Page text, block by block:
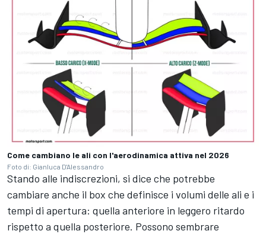
Come cambiano le ali con l'aerodinamica attiva nel 2026
Foto di: Gianluca D'Alessandro
Stando alle indiscrezioni, si dice che potrebbe
cambiare anche il box che definisce i volumi delle ali e i
tempi di apertura: quella anteriore in leggero ritardo
rispetto a quella posteriore. Possono sembrare